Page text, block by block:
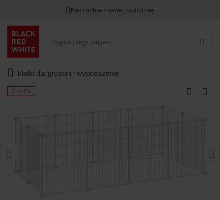
Kup i odbierz nawet za godzinę
klatki dla gryzoni i wyposażenie
5 rat 0%